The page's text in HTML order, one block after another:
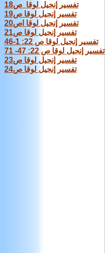
تفسير إنجيل لوقا ص18
تفسير إنجيل لوقا ص19
تفسير إنجيل لوقا اص20
تفسير إنجيل لوقا ص21
تفسير إنجيل لوقا ص 22: 1-46
تفسير إنجيل لوقا ص 22: 47- 71
تفسير إنجيل لوقا ص23
تفسير إنجيل لوقا ص24